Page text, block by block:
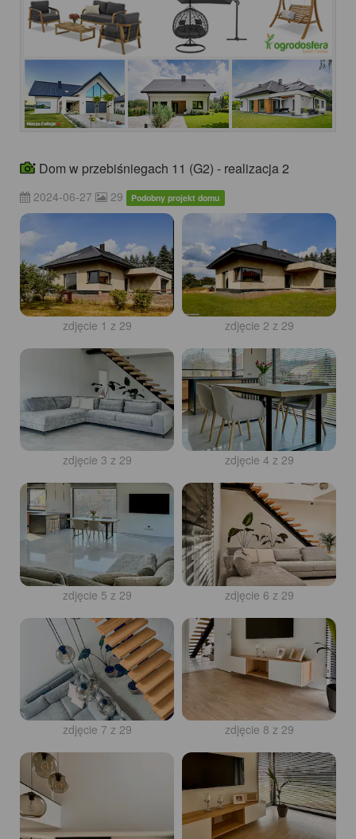
Dom w przebiśniegach 11 (G2) - realizacja 2
2024-06-27 29 Podobny projekt domu
zdjęcie 1 z 29 zdjęcie 2 z 29
zdjęcie 3 z 29 zdjęcie 4 z 29
zdjęcie 5 z 29 zdjęcie 6 z 29
zdjęcie 7 z 29 zdjęcie 8 z 29